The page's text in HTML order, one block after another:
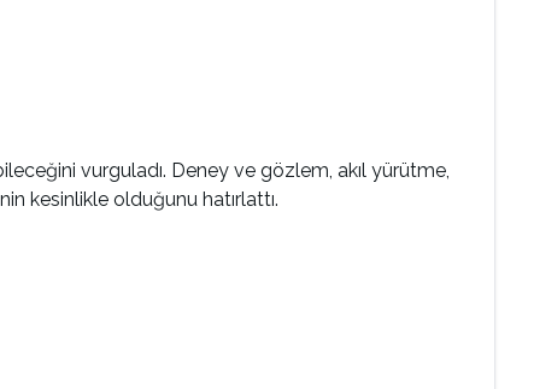
vurguladı. Deney ve gözlem, akıl yürütme,
kesinlikle olduğunu hatırlattı.